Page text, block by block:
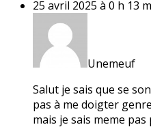
25 avril 2025 à 0 h 13
Unemeuf
Salut je sais que se
pas à me doigter
mais je sais meme